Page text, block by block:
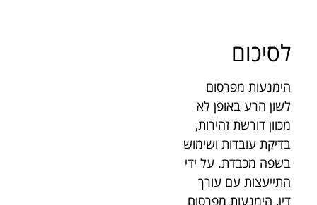
לסיכום
הימנעות מפרסום
לשון הרע באופן לא
מכוון דורשת זהירות,
בדיקת עובדות ושימוש
בשפה מכבדת. על ידי
התייעצות עם עורך
דין, הימנעות מפרסום